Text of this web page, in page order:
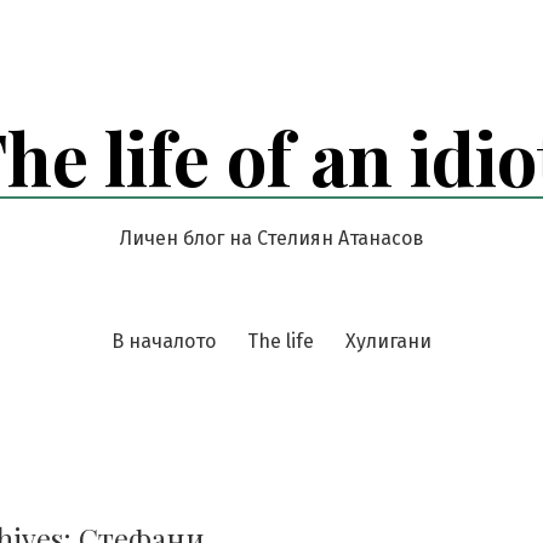
life of an
Личен блог на Стелиян Атанасов
В началото The life Хулигани